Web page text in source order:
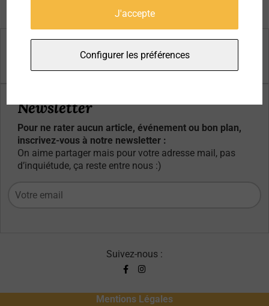
Newsletter
Pour ne rater aucun article, événement ou bon plan,
inscrivez-vous à notre newsletter :
On aime partager mais pour votre adresse mail, pas
d’inquiétude, ça reste entre nous :)
Suivez-nous :
Mentions Légales
J'accepte
Configurer les préférences